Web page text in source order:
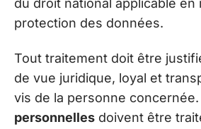
du droit national applicable en
protection des données.
Tout traitement doit être
de vue juridique, loyal et
vis de la personne concernée.
personnelles doivent être